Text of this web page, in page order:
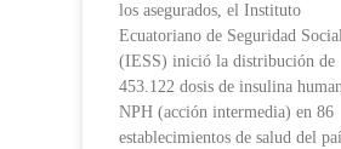
los asegurados, el Instituto
Ecuatoriano de Seguridad
(IESS) inició la distribución de
453.122 dosis de insulina
NPH (acción intermedia) en 86
establecimientos de salud del